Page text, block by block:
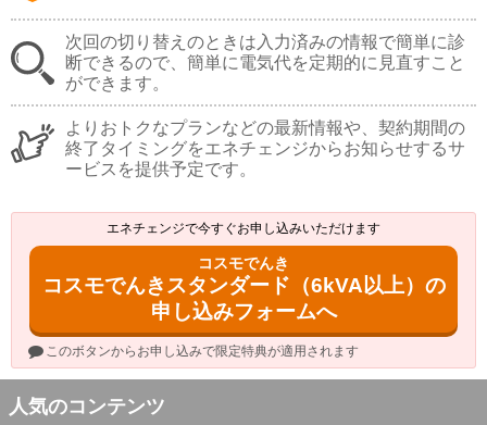
次回の切り替えのときは入力済みの情報で簡単に診
断できるので、簡単に電気代を定期的に見直すこと
ができます。
よりおトクなプランなどの最新情報や、契約期間の
終了タイミングをエネチェンジからお知らせするサ
ービスを提供予定です。
エネチェンジで今すぐお申し込みいただけます
コスモでんき
コスモでんきスタンダード（6kVA以上）の
申し込みフォームへ
このボタンからお申し込みで限定特典が適用されます
人気のコンテンツ